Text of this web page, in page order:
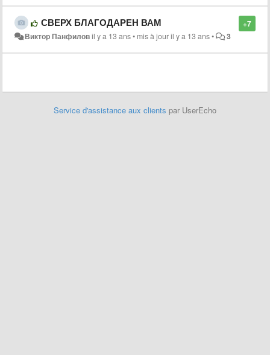
+7
СВЕРХ БЛАГОДАРЕН ВАМ
Виктор Панфиловil y a 13 ans• mis à jouril y a 13 ans• 3
Service d'assistance aux clients par UserEcho